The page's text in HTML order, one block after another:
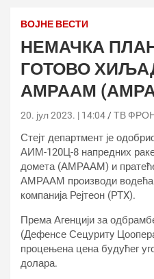
ВОЈНЕ ВЕСТИ
НЕМАЧКА
ГОТОВО
АМРААМ
20. јул 2023. | 14:04 ТВ
Стејт департмент је
АИМ-120Ц-8 напредних
домета (АМРААМ) и
АМРААМ производи
компанија Рејтеон (РТX).
Према Агенцији за
(Дефенсе Сецуритy
процењена цена будућег
долара.